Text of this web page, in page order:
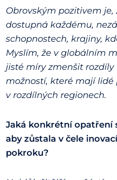
Obrovským pozitivem je,
dostupná každému,
schopnostech, krajiny,
Myslím, že v globálním
jisté míry zmenšit
možností, které mají lidé
v rozdílných regionech.
Jaká konkrétní opatření
aby zůstala v čele
pokroku?